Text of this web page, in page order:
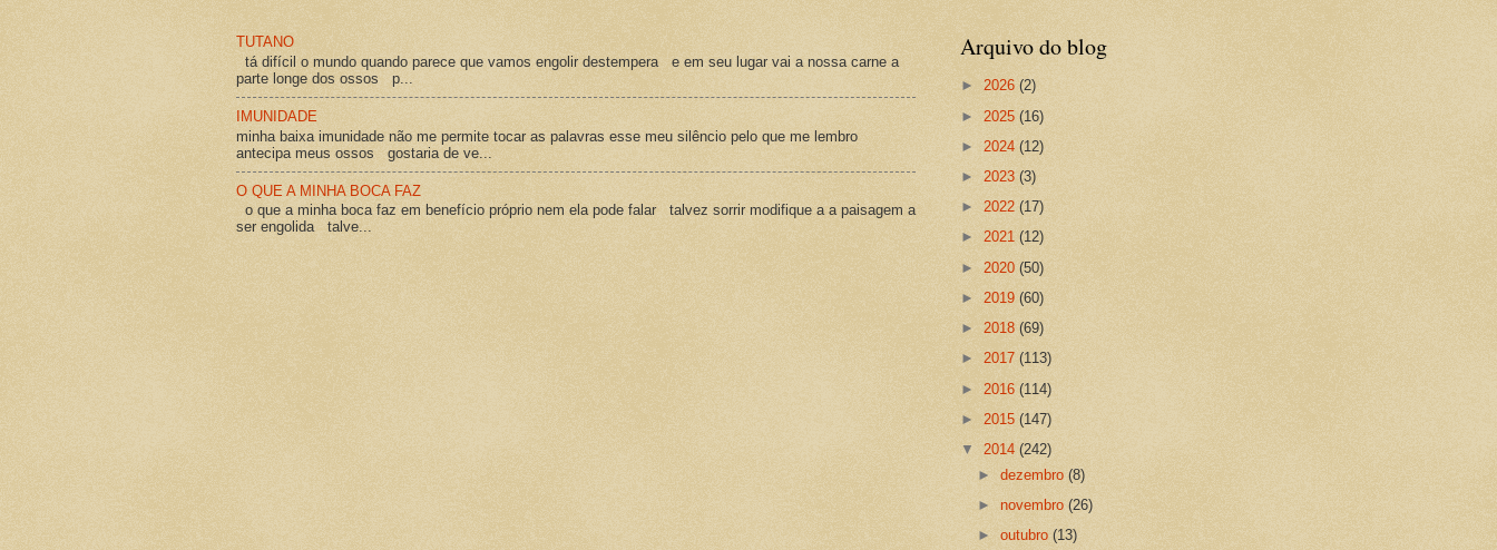
TUTANO
tá difícil o mundo quando parece que vamos engolir destempera e em seu lugar vai a nossa carne a
parte longe dos ossos p...
IMUNIDADE
minha baixa imunidade não me permite tocar as palavras esse meu silêncio pelo que me lembro
antecipa meus ossos gostaria de ve...
O QUE A MINHA BOCA FAZ
o que a minha boca faz em benefício próprio nem ela pode falar talvez sorrir modifique a a paisagem a
ser engolida talve...
Arquivo do blog
► 2026 (2)
► 2025 (16)
► 2024 (12)
► 2023 (3)
► 2022 (17)
► 2021 (12)
► 2020 (50)
► 2019 (60)
► 2018 (69)
► 2017 (113)
► 2016 (114)
► 2015 (147)
▼ 2014 (242)
►dezembro(8)
► novembro(26)
►outubro(13)